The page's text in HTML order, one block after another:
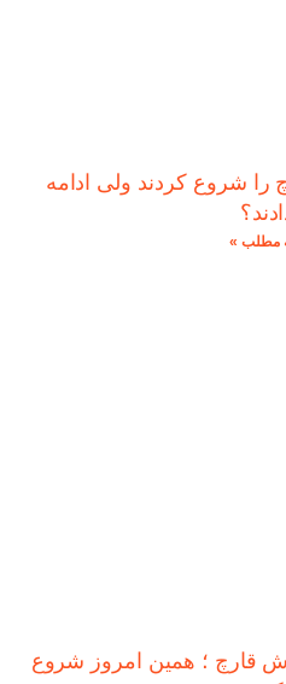
را شروع کردند ولی ادامه
مطلب »
قارچ ؛ همین امروز شروع